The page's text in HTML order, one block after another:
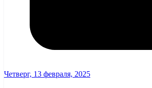
Четверг, 13 февраля, 2025